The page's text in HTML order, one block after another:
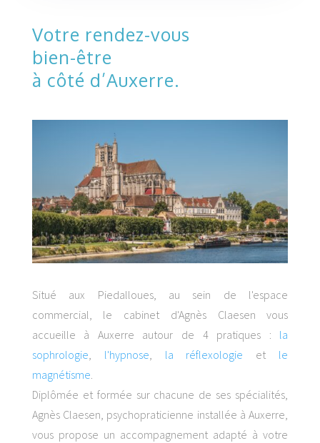
Votre rendez-vous
bien-être
à côté d’Auxerre.
Situé aux Piedalloues, au sein de l'espace
commercial, le cabinet d'Agnès Claesen vous
accueille à Auxerre autour de 4 pratiques : la
sophrologie, l'hypnose, la réflexologie et le
magnétisme.
Diplômée et formée sur chacune de ses spécialités,
Agnès Claesen, psychopraticienne installée à Auxerre,
vous propose un accompagnement adapté à votre